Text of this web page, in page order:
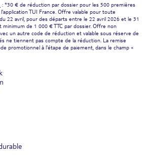
: *30 € de réduction par dossier pour les 500 premières
TUI France. Offre valable pour toute
22 avril, pour des départs entre le 22 avril 2026 et le 31
de 1 000 € TTC par dossier. Offre non
un autre code de réduction et valable sous réserve de
ne tiennent pas compte de la réduction. La remise
promotionnel à l'étape de paiement, dans le champ «